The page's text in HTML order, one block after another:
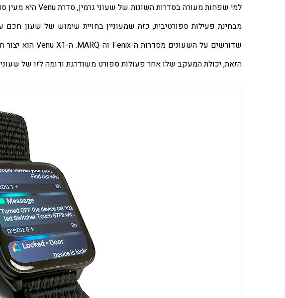
הזאת, יכולת המעקב שלו אחר פעולות ספורט משודרגת ודומה לזו של שעוני Fenix, בעיצוב מרובע.